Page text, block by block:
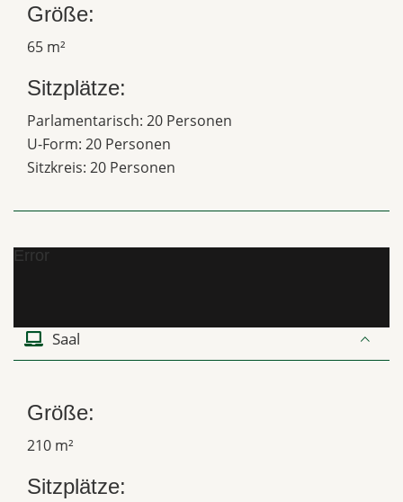
Größe:
65 m²
Sitzplätze:
Parlamentarisch: 20 Personen
U-Form: 20 Personen
Sitzkreis: 20 Personen
Error
Saal
Größe:
210 m²
Sitzplätze: